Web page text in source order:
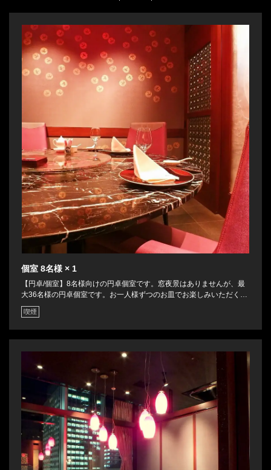
個室 8名様 × 1
【円卓/個室】8名様向けの円卓個室です。窓夜景はありませんが、最
大36名様の円卓個室です。お一人様ずつのお皿でお楽しみいただくコ
ースを、皆様でどうぞ。高級感あふれる店内では、ゆっくりとおくつ
ろぎいただけます。
喫煙
東京都千代田区丸の内２-7-2 JPタワー6F
https://kamonka-kittemarunouchi.owst.jp/seats
お店情報をコピー